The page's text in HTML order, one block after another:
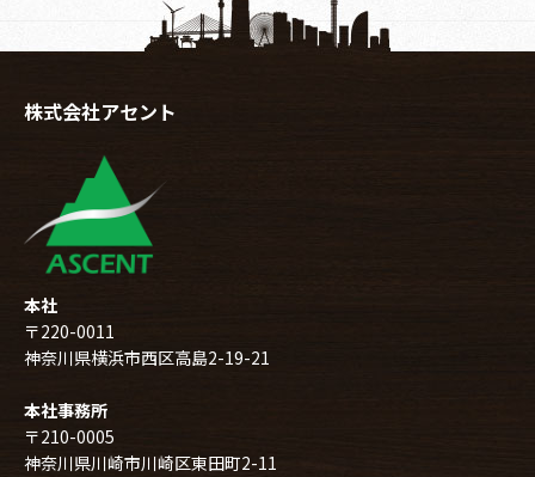
株式会社アセント
本社
〒220-0011
神奈川県横浜市西区高島2-19-21
本社事務所
〒210-0005
神奈川県川崎市川崎区東田町2-11